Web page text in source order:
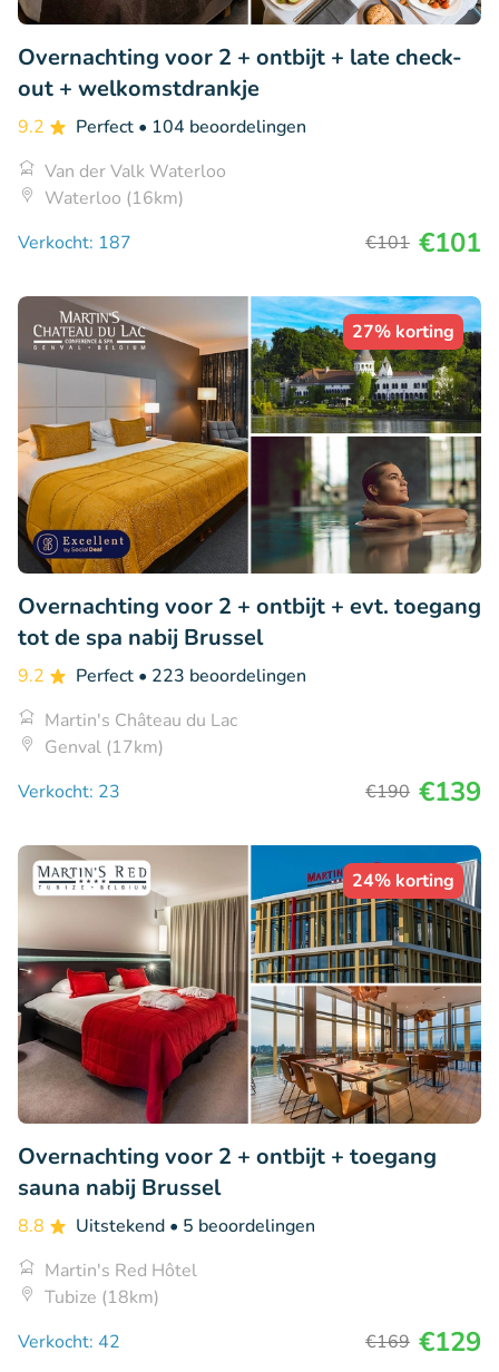
Overnachting voor 2 + ontbijt + late check-
out + welkomstdrankje
9.2 Perfect • 104 beoordelingen
Van der Valk Waterloo
Waterloo (16km)
Verkocht: 187
€101 €101
27% korting
Overnachting voor 2 + ontbijt + evt. toegang
tot de spa nabij Brussel
9.2 Perfect • 223 beoordelingen
Martin's Château du Lac
Genval (17km)
Verkocht: 23
€190 €139
24% korting
Overnachting voor 2 + ontbijt + toegang
sauna nabij Brussel
8.8 Uitstekend • 5 beoordelingen
Martin's Red Hôtel
Tubize (18km)
Verkocht: 42
€169 €129